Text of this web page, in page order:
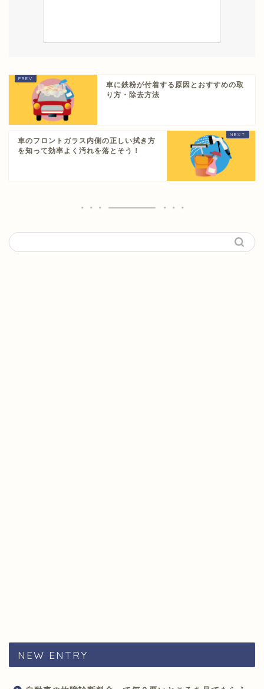
車に鉄粉が付着する原因とおすすめの取
り方・除去方法
車のフロントガラス内側の正しい拭き方
を知って効率よく汚れを落とそう！
NEW ENTRY